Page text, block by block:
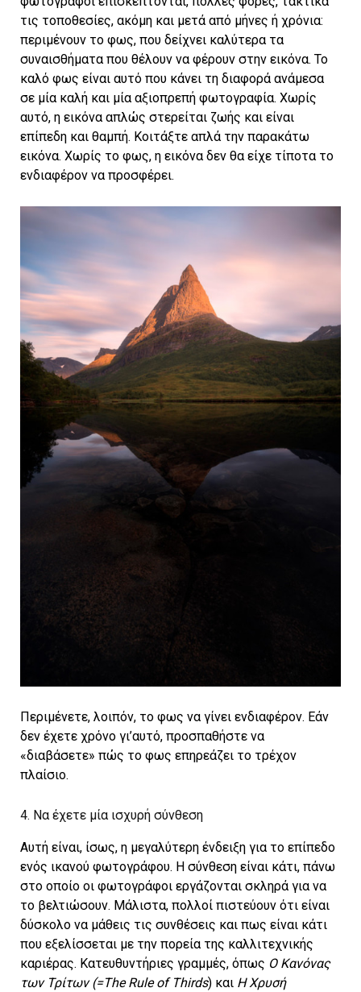
τις τοποθεσίες, ακόμη και μετά από μήνες ή χρόνια:
περιμένουν το φως, που δείχνει καλύτερα τα
συναισθήματα που θέλουν να φέρουν στην εικόνα. Το
καλό φως είναι αυτό που κάνει τη διαφορά ανάμεσα
σε μία καλή και μία αξιοπρεπή φωτογραφία. Χωρίς
αυτό, η εικόνα απλώς στερείται ζωής και είναι
επίπεδη και θαμπή. Κοιτάξτε απλά την παρακάτω
εικόνα. Χωρίς το φως, η εικόνα δεν θα είχε τίποτα το
ενδιαφέρον να προσφέρει.
Περιμένετε, λοιπόν, το φως να γίνει ενδιαφέρον. Εάν
δεν έχετε χρόνο γι’αυτό, προσπαθήστε να
«διαβάσετε» πώς το φως επηρεάζει το τρέχον
πλαίσιο.
4. Να έχετε μία ισχυρή σύνθεση
Αυτή είναι, ίσως, η μεγαλύτερη ένδειξη για το επίπεδο
ενός ικανού φωτογράφου. Η σύνθεση είναι κάτι, πάνω
στο οποίο οι φωτογράφοι εργάζονται σκληρά για να
το βελτιώσουν. Μάλιστα, πολλοί πιστεύουν ότι είναι
δύσκολο να μάθεις τις συνθέσεις και πως είναι κάτι
που εξελίσσεται με την πορεία της καλλιτεχνικής
καριέρας. Κατευθυντήριες γραμμές, όπως Ο Κανόνας
των Τρίτων (=The Rule of Thirds) και Η Χρυσή